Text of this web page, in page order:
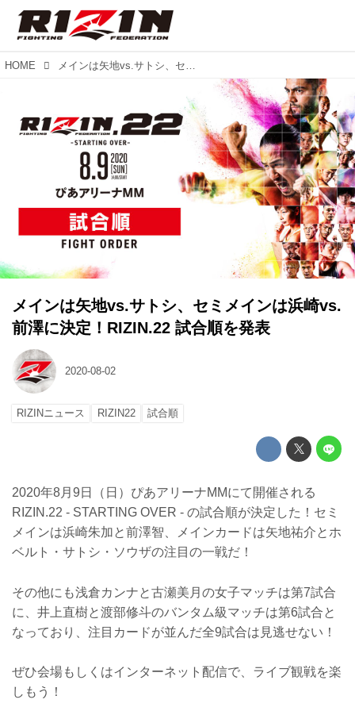
HOME メインは矢地vs.サトシ、セミメインは浜崎vs.前澤に決定！RIZIN.22 試合順を発表
メインは矢地vs.サトシ、セミメインは浜崎vs.
前澤に決定！RIZIN.22 試合順を発表
2020-08-02
RIZINニュース RIZIN22 試合順
2020年8月9日（日）ぴあアリーナMMにて開催される
RIZIN.22 - STARTING OVER - の試合順が決定した！セミ
メインは浜崎朱加と前澤智、メインカードは矢地祐介とホ
ベルト・サトシ・ソウザの注目の一戦だ！
その他にも浅倉カンナと古瀬美月の女子マッチは第7試合
に、井上直樹と渡部修斗のバンタム級マッチは第6試合と
なっており、注目カードが並んだ全9試合は見逃せない！
ぜひ会場もしくはインターネット配信で、ライブ観戦を楽
しもう！